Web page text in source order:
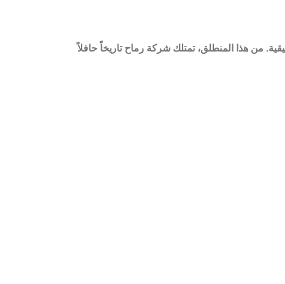
من هذا المنطلق، تمتلك شركة رماح تاريخاً حافلاً